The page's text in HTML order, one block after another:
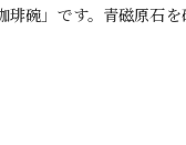
琲碗」です。青磁原石